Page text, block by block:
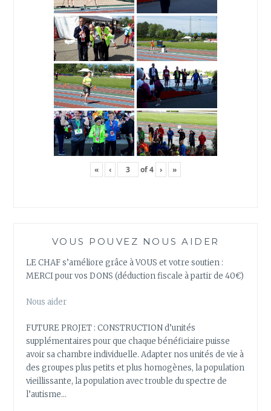
« ‹ of4 › »
VOUS POUVEZ NOUS AIDER
LE CHAF s’améliore grâce à VOUS et votre soutien :
MERCI pour vos DONS (déduction fiscale à partir de 40€)
Nous aider
FUTURE PROJET : CONSTRUCTION d’unités
supplémentaires pour que chaque bénéficiaire puisse
avoir sa chambre individuelle. Adapter nos unités de vie à
des groupes plus petits et plus homogènes, la population
vieillissante, la population avec trouble du spectre de
l’autisme…